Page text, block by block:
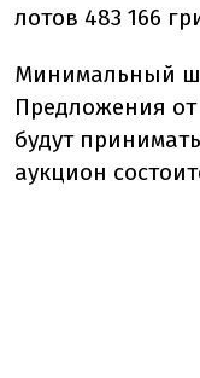
лотов 483 166
Минимальный
Предложения
будут
аукцион